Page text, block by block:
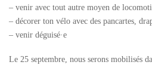
– venir avec tout autre moyen de
– décorer ton vélo avec des pancartes,
– venir déguisé·e
Le 25 septembre, nous serons mobilisés